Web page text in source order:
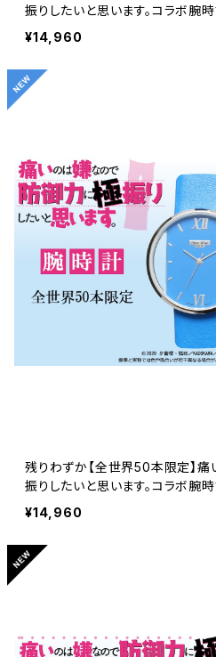
振りしたいと思います。コラボ
アルナンバー入り
¥14,960
残りわずか【全世界50本限定】
振りしたいと思います。コラボ
ルナンバー入り
¥14,960